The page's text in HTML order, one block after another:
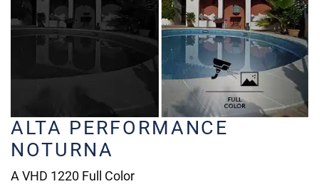
ALTA PERFORMANCE
NOTURNA
A VHD 1220 Full Color